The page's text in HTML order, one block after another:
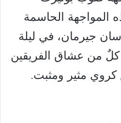
المواجهة الحاسمة
جيرمان، في ليلة
كلٌ من عشاق الفريقين
مثير ومثبت.